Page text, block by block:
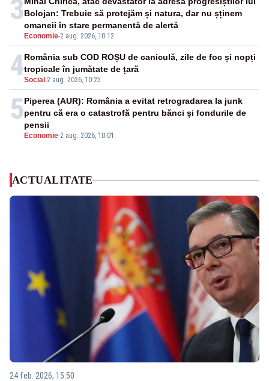
3
Economie-2 aug. 2026, 10:12
Bolojan: Trebuie să protejăm și natura, dar nu șținem
omaneii în stare permanentă de alertă
4Social -2 aug. 2026, 10:25
România sub COD ROȘU de caniculă, zile de foc și nopți
tropicale în jumătate de țară
5
Economie-2 aug. 2026, 10:01
Piperea (AUR): România a evitat retrogradarea la junk
pentru că era o catastrofă pentru bănci și fondurile de
pensii
ACTUALITATE
24 feb. 2026, 15:50